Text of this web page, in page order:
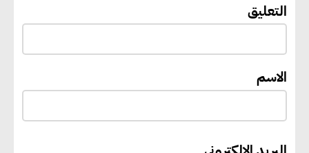
التعليق
الاسم
يعمل على تطوير موقعه الإلكتروني
ليصبح منصة رقمية متكاملة تدعم
إيفل تستثمر ما يصل إلى 130